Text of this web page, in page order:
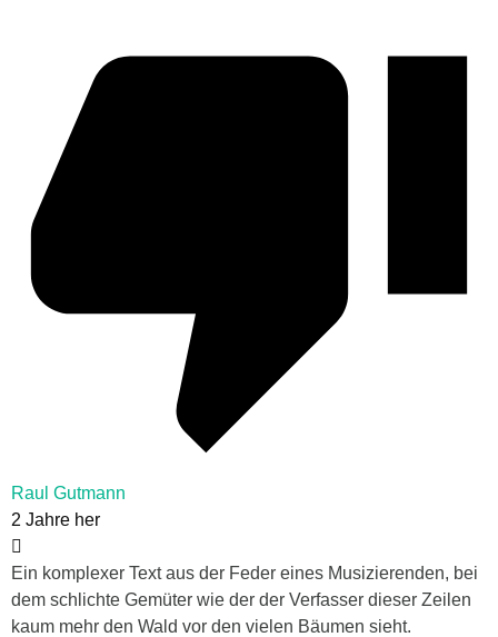
Raul Gutmann
2 Jahre her
Ein komplexer Text aus der Feder eines Musizierenden, bei
dem schlichte Gemüter wie der der Verfasser dieser Zeilen
kaum mehr den Wald vor den vielen Bäumen sieht.